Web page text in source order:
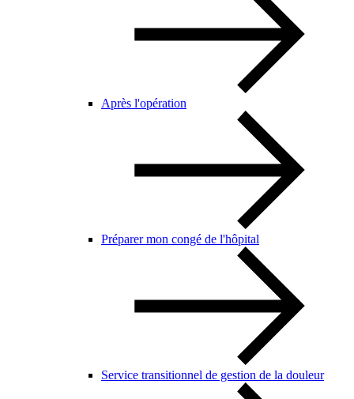
Après l'opération
Préparer mon congé de l'hôpital
Service transitionnel de gestion de la douleur